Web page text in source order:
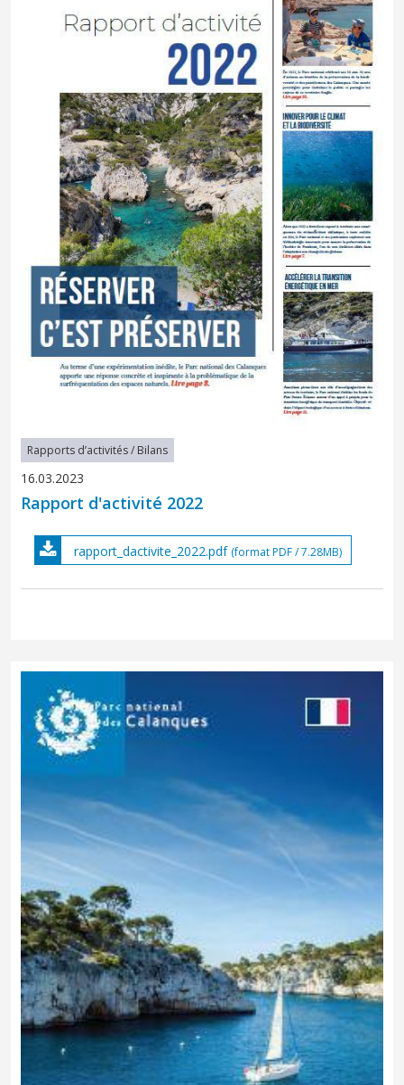
Rapports d’activités / Bilans
16.03.2023
Rapport d'activité 2022
rapport_dactivite_2022.pdf (format PDF / 7.28MB)